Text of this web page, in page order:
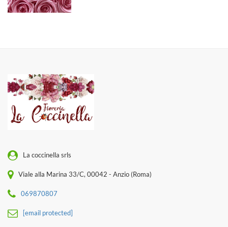
La coccinella srls
Viale alla Marina 33/C, 00042 - Anzio (Roma)
069870807
[email protected]